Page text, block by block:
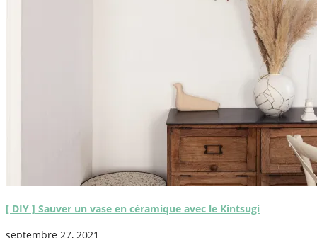
[ DIY ] Sauver un vase en céramique avec le Kintsugi
septembre 27, 2021